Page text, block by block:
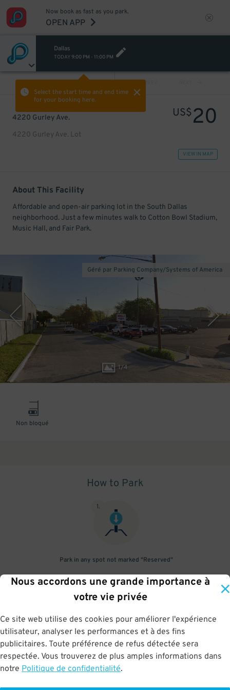
Nous accordons une grande importance à
votre vie privée
Ce site web utilise des cookies pour améliorer l'expérience
utilisateur, analyser les performances et à des fins
publicitaires. Toute préférence de refus détectée sera
respectée. Vous trouverez de plus amples informations dans
notre Politique de confidentialité.
Now book as fast as you park.
OPEN APP
Dallas
TODAY 9:00 PM - 11:00 PM
Select the start time and end time
for your booking here.
PREV
4220 Gurley Ave.
4220 Gurley Ave. Lot
US$20
VIEW IN MAP
About This Facility
Affordable and open-air parking lot in the South Dallas
neighborhood. Just a few minutes walk to Cotton Bowl Stadium,
Music Hall, and Fair Park.
1/4
Géré par Parking Company/Systems of America
Non bloqué
How to Park
1.
Park in any spot not marked "Reserved"
2.
No need to speak to an attendant; your parking pass is validated
by your license plate